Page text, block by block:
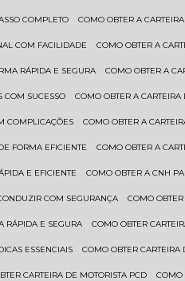
COMPLETO COMO OBTER A
COM FACILIDADE COMO OBTER A
RÁPIDA E SEGURA COMO OBTER A
COM SUCESSO COMO OBTER A
COMPLICAÇÕES COMO OBTER A
FORMA EFICIENTE COMO OBTER A
E EFICIENTE COMO OBTER A CNH
COM SEGURANÇA COMO
RÁPIDA E SEGURA COMO OBTER
ESSENCIAIS COMO OBTER
CARTEIRA DE MOTORISTA PCD